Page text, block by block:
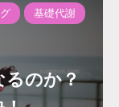
基礎代謝
るのか？